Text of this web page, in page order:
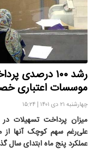
رشد ۱۰۰
موسسات اعتباری
چهارشنبه ۲۱ دی ۱۴۰۱ | ۱۵:۲۴
میزان پرداخت تسهیلات
علی‌رغم سهم کوچک آنها از
عملکرد پنج ماه ابتدای سال گذشته بیش از